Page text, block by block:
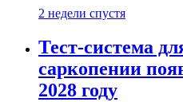
2 недели спустя
Тест-система
саркопении
2028 году